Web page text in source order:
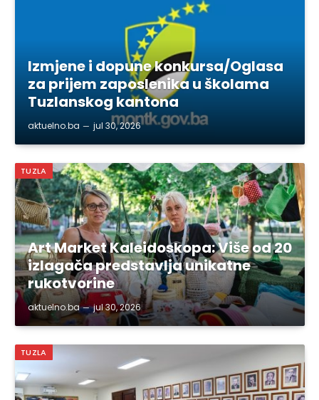
Izmjene i dopune konkursa/Oglasa
za prijem zaposlenika u školama
Tuzlanskog kantona
aktuelno.ba jul 30, 2026
TUZLA
Art Market Kaleidoskopa: Više od 20
izlagača predstavlja unikatne
rukotvorine
aktuelno.ba jul 30, 2026
TUZLA